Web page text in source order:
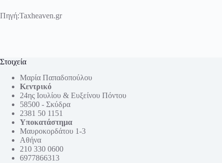
Πηγή:Taxheaven.gr
Στοιχεία
Μαρία Παπαδοπούλου
Κεντρικό
24ης Ιουλίου & Ευξείνου Πόντου
58500 - Σκύδρα
2381 50 1151
Υποκατάστημα
Μαυροκορδάτου 1-3
Αθήνα
210 330 0600
6977866313